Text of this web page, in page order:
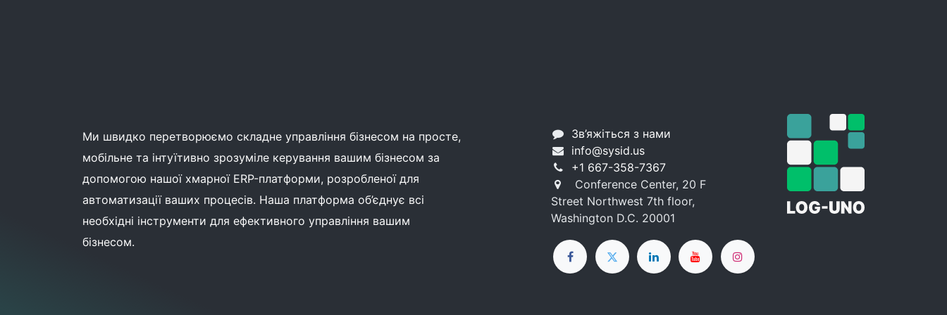
Ми швидко перетворюємо складне управління бізнесом на просте,
мобільне та інтуїтивно зрозуміле керування вашим бізнесом за
допомогою нашої хмарної ERP-платформи, розробленої для
автоматизації ваших процесів. Наша платформа об’єднує всі
необхідні інструменти для ефективного управління вашим
бізнесом.
Зв’яжіться з нами
info@sysid.us
+1 667-358-7367
Conference Center, 20 F
Street Northwest 7th floor,
Washington D.C. 20001